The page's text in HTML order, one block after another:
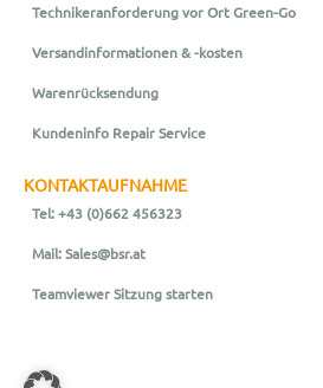
Technikeranforderung vor Ort Green-Go
Versandinformationen & -kosten
Warenrücksendung
Kundeninfo Repair Service
KONTAKTAUFNAHME
Tel: +43 (0)662 456323
Mail: Sales@bsr.at
Teamviewer Sitzung starten